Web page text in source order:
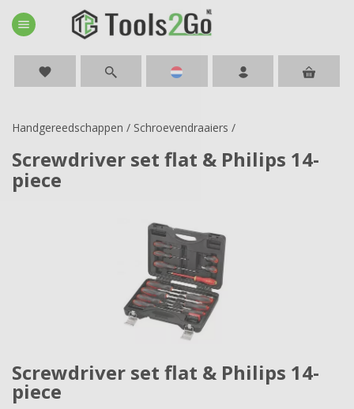
menu
favorite
Handgereedschappen / Schroevendraaiers /
Screwdriver set flat & Philips 14-
piece
Screwdriver set flat & Philips 14-
piece